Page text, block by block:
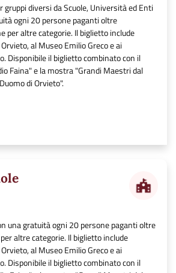
diversi da Scuole, Università ed Enti
ogni 20 persone paganti oltre
per altre categorie. Il biglietto include
al Museo Emilio Greco e ai
Disponibile il biglietto combinato con il
Faina" e la mostra "Grandi Maestri dal
di Orvieto".
una gratuità ogni 20 persone paganti oltre
altre categorie. Il biglietto include
al Museo Emilio Greco e ai
Disponibile il biglietto combinato con il